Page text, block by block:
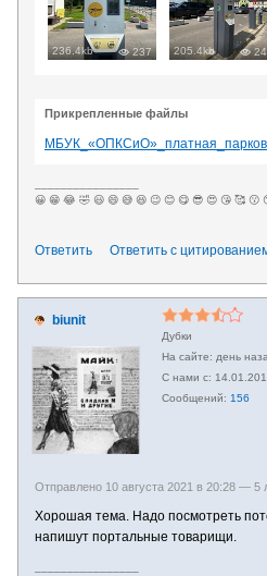
236.4kb 237 205.4kb
Прикрепленные файлы
😀 😁 😂 🤣 😃 😄 😅 😆 😉 😊 😋 😎 😍 😘 🥰 😗
Ответить Ответить с
biunit
Дубки
день
156
Отправлено 10 августа 2021 в 20:28 — 5
Хорошая тема. Надо посмотреть
напишут портальные товарищи.